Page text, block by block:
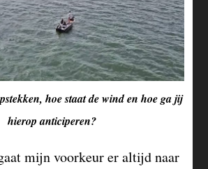
hoe staat de wind en hoe ga jij
hierop anticiperen?
mijn voorkeur er altijd naar